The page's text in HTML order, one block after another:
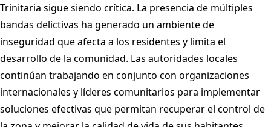
Trinitaria sigue siendo crítica. La presencia de múltiples
bandas delictivas ha generado un ambiente de
inseguridad que afecta a los residentes y limita el
desarrollo de la comunidad. Las autoridades locales
continúan trabajando en conjunto con organizaciones
internacionales y líderes comunitarios para implementar
soluciones efectivas que permitan recuperar el control de